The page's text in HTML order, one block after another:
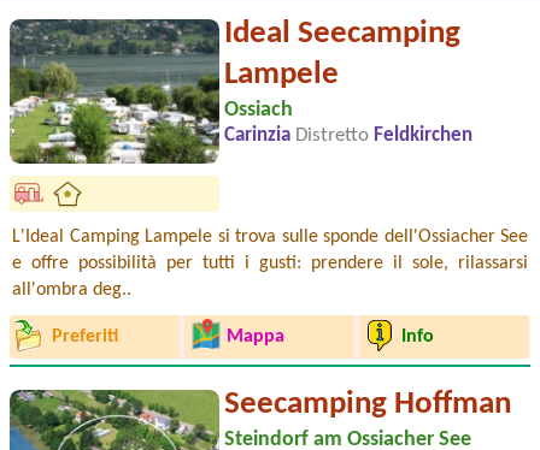
Ideal Seecamping
Lampele
Ossiach
Carinzia Distretto Feldkirchen
L'Ideal Camping Lampele si trova sulle sponde dell'Ossiacher See
e offre possibilità per tutti i gusti: prendere il sole, rilassarsi
all'ombra deg..
Preferiti Mappa Info
Seecamping Hoffman
Steindorf am Ossiacher See